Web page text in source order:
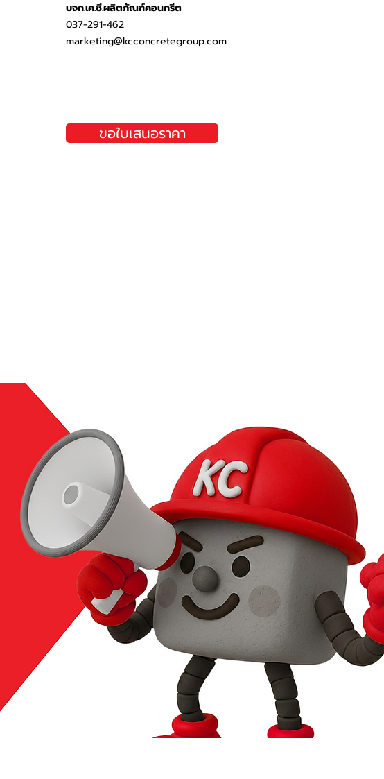
บจก.เค.ซี.ผลิตภัณฑ์คอนกรีต
037-291-462
marketing@kcconcretegroup.com
ขอใบเสนอราคา